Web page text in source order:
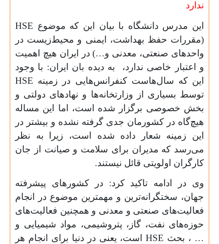
ندارد
این مدرس دانشگاه با بیان این که موضوع HSE
(مقررات حفظ بهداشت، ایمنی و محیط‌زیست در
واحدهای صنعتی، معدنی و…) در ایران هیچ اهمیت
و اعتبار خاصی ندارد، به دیده بان ایران: با وجود
این که سال‌هاست کنفرانس‌هایی در زمینه HSE
توسط بسیاری از وزارتخانه‌ها و نهادهای دولتی و
بخش خصوصی برگزار شده است، اما این مساله
هیچ‌گاه در کشورمان جدی گرفته نشده و بیشتر در
این زمینه شعار داده شده است، زیرا به نظر
می‌رسد که مدیران برای سلامت و صیانت از جان
کارگران اولویتی قائل نیستند.
وی در ادامه تاکید کرد: در کشورهای پیشرفته
جهان، سختگرانه‌ترین و مهمترین موضوع در انجام
فعالیت‌های صنعتی و معدنی و همچنین فعالیت‌های
حوزه‌های نفت، گاز، پتروشیمی، مواد شیمیایی و
… ، بحث HSEاست، یعنی در دنیا برای انجام هر